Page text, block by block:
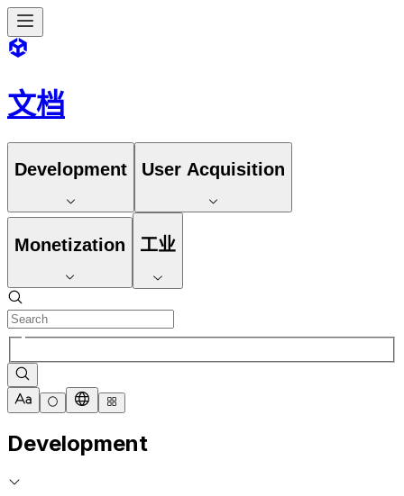
文档
Development User Acquisition
Monetization 工业
Development